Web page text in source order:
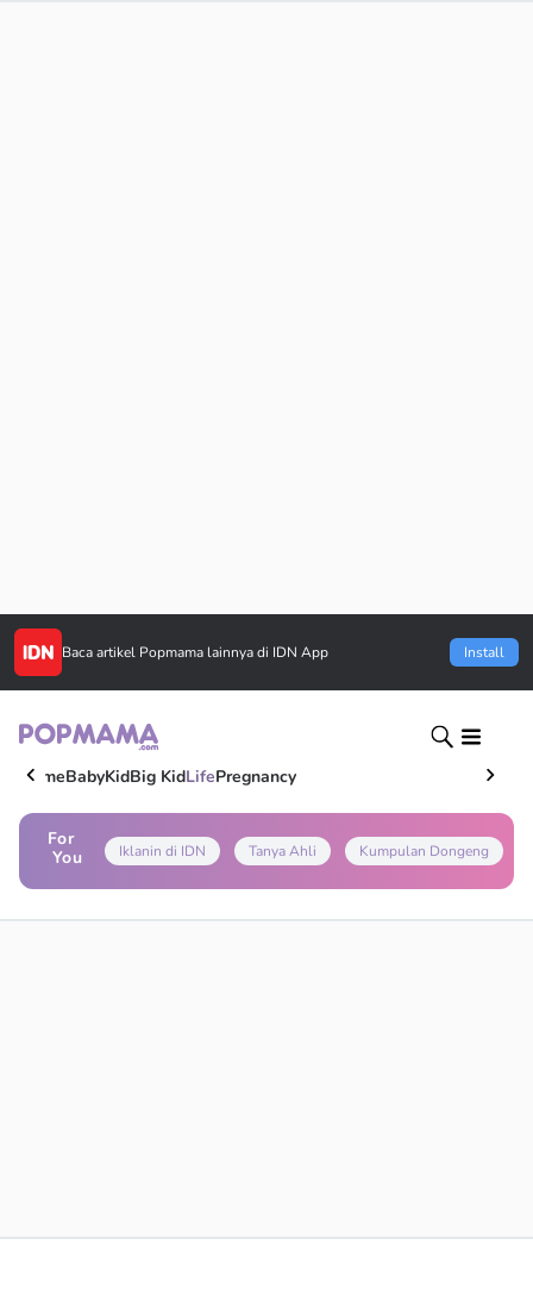
Baca artikel Popmama lainnya di IDN App Install
HomeBabyKidBig KidLifePregnancy
For
You
Iklanin di IDN Tanya Ahli Kumpulan Dongeng